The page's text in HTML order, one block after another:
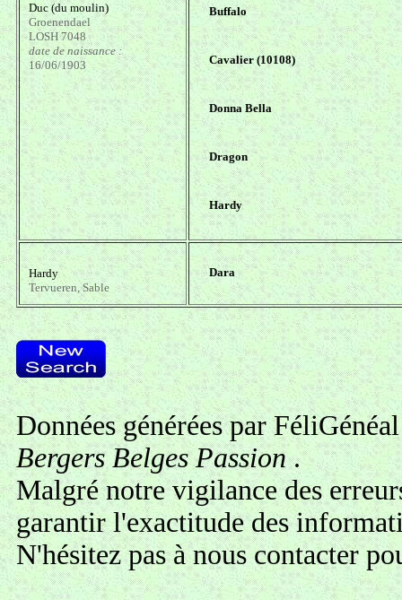
Duc (du moulin)
Groenendael
LOSH 7048
date de naissance :
16/06/1903
Buffalo
Cavalier (10108)
Donna Bella
Dragon
Hardy
Hardy
Tervueren, Sable
Dara
Données générées par
Bergers Belges Passion.
Malgré notre vigilance des
garantir l'exactitude des
N'hésitez pas ànous contacter